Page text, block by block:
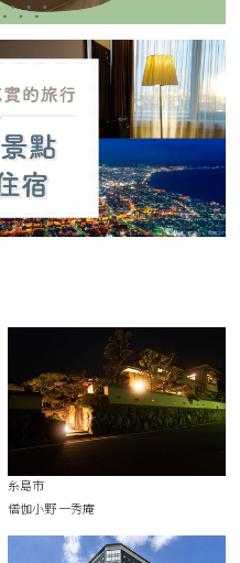
糸島市
僧伽小野 一秀庵